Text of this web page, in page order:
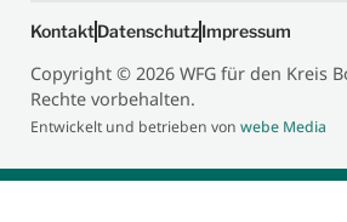
Copyright © 2026 WFG für den Kreis
Rechte vorbehalten.
Entwickelt und betrieben von webe Media
KontaktDatenschutzImpressum